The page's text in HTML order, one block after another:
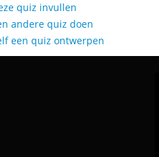
quiz invullen
andere quiz doen
een quiz ontwerpen